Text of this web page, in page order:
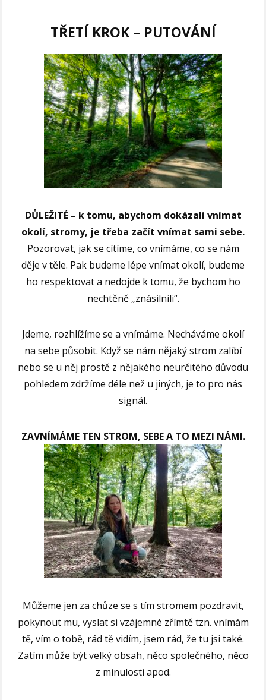
TŘETÍ KROK – PUTOVÁNÍ
DŮLEŽITÉ – k tomu, abychom dokázali vnímat
okolí, stromy, je třeba začít vnímat sami sebe.
Pozorovat, jak se cítíme, co vnímáme, co se nám
děje v těle. Pak budeme lépe vnímat okolí, budeme
ho respektovat a nedojde k tomu, že bychom ho
nechtěně „znásilnili“.
Jdeme, rozhlížíme se a vnímáme. Necháváme okolí
na sebe působit. Když se nám nějaký strom zalíbí
nebo se u něj prostě z nějakého neurčitého důvodu
pohledem zdržíme déle než u jiných, je to pro nás
signál.
ZAVNÍMÁME TEN STROM, SEBE A TO MEZI NÁMI.
Můžeme jen za chůze se s tím stromem pozdravit,
pokynout mu, vyslat si vzájemné zřímtě tzn. vnímám
tě, vím o tobě, rád tě vidím, jsem rád, že tu jsi také.
Zatím může být velký obsah, něco společného, něco
z minulosti apod.